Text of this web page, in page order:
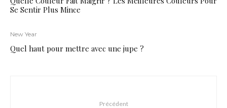
Se Sentir Plus Mince
New Year
Quel haut pour mettre avec une jupe ?
Précédent